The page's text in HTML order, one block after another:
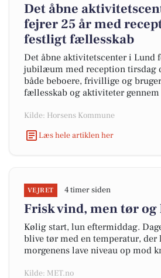
Det åbne
fejrer 25 år med
festligt fællesskab
Det åbne aktivitetscenter i Lund
jubilæum med reception tirsdag
både beboere, frivillige og
fællesskab og aktiviteter
Kilde: Horsens Kommune
Læs hele artiklen her
VEJRET 4 timer siden
Frisk vind, men tør og
Kølig start, lun eftermiddag.
blive tør med en temperatur, der
morgenens lave niveau op mod
Kilde: MET.no